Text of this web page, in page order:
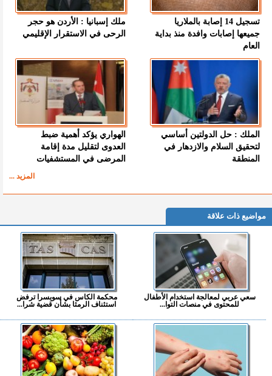
تسجيل 14 إصابة بالملاريا
جميعها إصابات وافدة منذ بداية
العام
ملك إسبانيا : الأردن هو حجر
الرحى في الاستقرار الإقليمي
الملك : حل الدولتين أساسي
لتحقيق السلام والازدهار في
المنطقة
الهواري يؤكد أهمية ضبط
العدوى لتقليل مدة إقامة
المرضى في المستشفيات
المزيد ...
مواضيع ذات علاقة
سعي عربي لمعالجة استخدام الأطفال
للمحتوى في منصات التوا...
محكمة الكاس في سويسرا ترفض
استئناف الرمثا بشأن قضية شرا...